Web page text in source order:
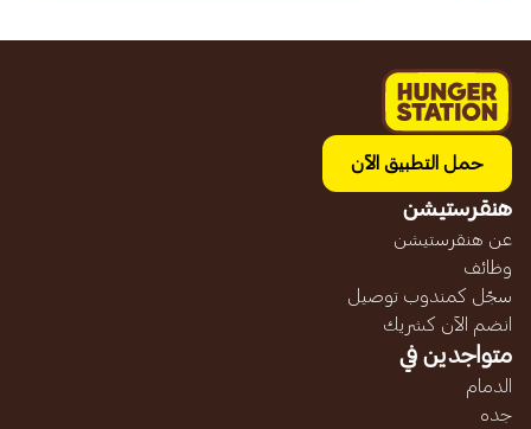
حمل التطبيق الآن
هنقرستيشن
عن هنقرستيشن
وظائف
سجّل كمندوب توصيل
انضم الآن كشريك
متواجدين في
الدمام
جده